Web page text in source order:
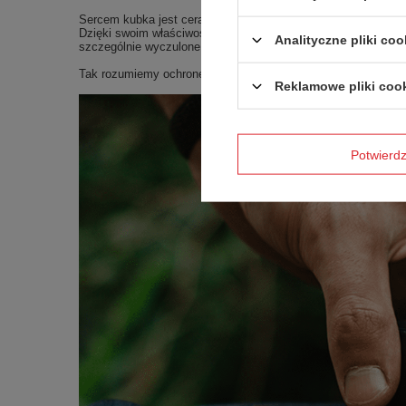
Sercem kubka jest ceramiczna powłoka Greblon. Ten
Dzięki swoim właściwościom zapobiega przywieraniu
szczególnie wyczulone na metaliczny smak pojawiający się
Tak rozumiemy ochronę środowiska. Jeśli przedmioty są
Analityczne pliki
Reklamowe pliki